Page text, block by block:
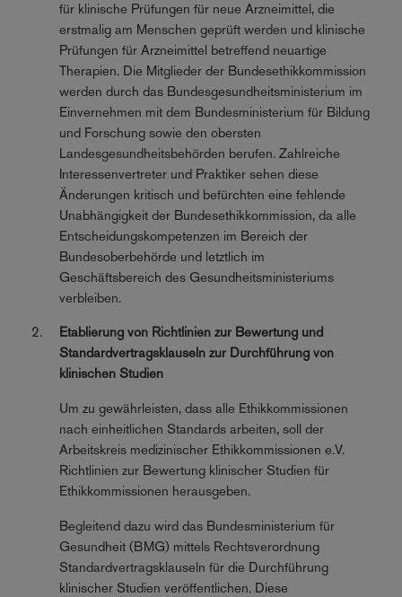
für klinische Prüfungen für neue Arzneimittel, die
erstmalig am Menschen geprüft werden und klinische
Prüfungen für Arzneimittel betreffend neuartige
Therapien. Die Mitglieder der Bundesethikkommission
werden durch das Bundesgesundheitsministerium im
Einvernehmen mit dem Bundesministerium für Bildung
und Forschung sowie den obersten
Landesgesundheitsbehörden berufen. Zahlreiche
Interessenvertreter und Praktiker sehen diese
Änderungen kritisch und befürchten eine fehlende
Unabhängigkeit der Bundesethikkommission, da alle
Entscheidungskompetenzen im Bereich der
Bundesoberbehörde und letztlich im
Geschäftsbereich des Gesundheitsministeriums
verbleiben.
Etablierung von Richtlinien zur Bewertung und
Standardvertragsklauseln zur Durchführung von
klinischen Studien
Um zu gewährleisten, dass alle Ethikkommissionen
nach einheitlichen Standards arbeiten, soll der
Arbeitskreis medizinischer Ethikkommissionen e.V.
Richtlinien zur Bewertung klinischer Studien für
Ethikkommissionen herausgeben.
Begleitend dazu wird das Bundesministerium für
Gesundheit (BMG) mittels Rechtsverordnung
Standardvertragsklauseln für die Durchführung
klinischer Studien veröffentlichen. Diese